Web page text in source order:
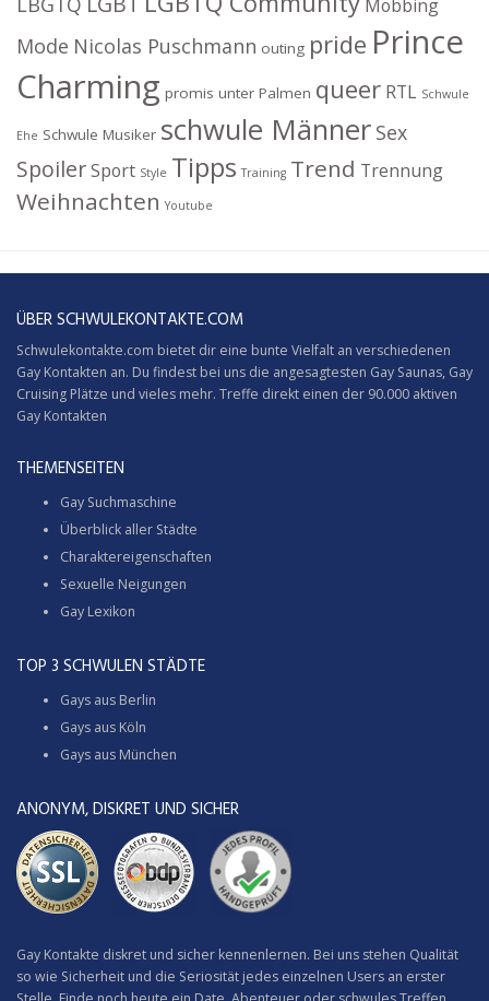
Mobbing
Mode Nicolas Puschmann outing pride Prince
Charming promis unter Palmen queer RTL Schwule
Ehe Schwule Musiker schwule Männer Sex
SpoilerSport Style Tipps Training Trend Trennung
Weihnachten Youtube
ÜBER SCHWULEKONTAKTE.COM
Schwulekontakte.com bietet dir eine bunte Vielfalt an verschiedenen
Gay Kontakten an. Du findest bei uns die angesagtesten Gay Saunas, Gay
Cruising Plätze und vieles mehr. Treffe direkt einen der 90.000 aktiven
Gay Kontakten
THEMENSEITEN
Gay Suchmaschine
Überblick aller Städte
Charaktereigenschaften
Sexuelle Neigungen
Gay Lexikon
TOP 3 SCHWULEN STÄDTE
Gays aus Berlin
Gays aus Köln
Gays aus München
ANONYM, DISKRET UND SICHER
Gay Kontakte diskret und sicher kennenlernen. Bei uns stehen Qualität
so wie Sicherheit und die Seriosität jedes einzelnen Users an erster